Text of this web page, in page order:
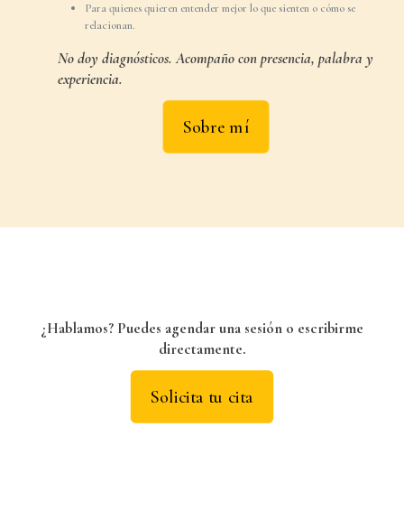
Para quienes quieren entender mejor lo que sienten o cómo se
relacionan.
No doy diagnósticos. Acompaño con presencia, palabra y
experiencia.
Sobre mí
¿Hablamos? Puedes agendar una sesión o escribirme
directamente.
Solicita tu cita